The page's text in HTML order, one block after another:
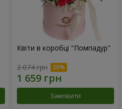
Квіти в коробці "Помпадур"
2 074 грн
Замовити